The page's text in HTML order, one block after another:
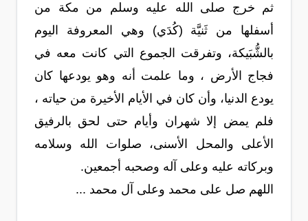
ثم خرج صلى الله عليه وسلم من مكة من
أسفلها من ثَنيَّة (كُدَي) وهي المعروفة اليوم
بالشُّبَيكة، وتفرقت الجموع التي كانت معه في
فجاج الأرض ، وما علمت أنه وهو يودعها كان
يودع الدنيا، وأن كان في الأيام الأخيرة من حياته ،
فلم يمض إلا شهران وأيام حتى لحق بالرفيق
الأعلى والمحل الأسنى، صلوات الله وسلامه
وبركاته عليه وعلى آله وصحبه أجمعين.
اللهم صل على محمد وعلى آل محمد ...